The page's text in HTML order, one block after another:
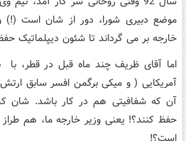
موضع دبیری شورا، دور از شان است (!)
خارجه بر می گرداند تا شئون دیپلماتیک
اما آقای ظریف چند ماه قبل در قطر، با
آمریکایی ( و میکی برگمن افسر سابق
آن که شفافیتی هم در کار باشد. شان
حفظ کنند؟! یعنی وزیر خارجه ما، هم
است؟!